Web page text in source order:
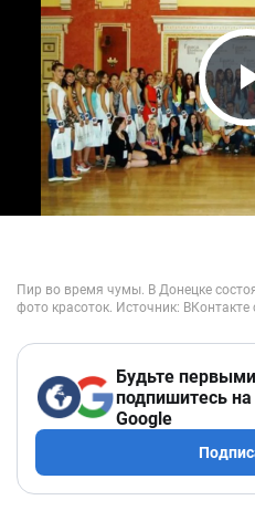
Будьте
подпишитесь
Google